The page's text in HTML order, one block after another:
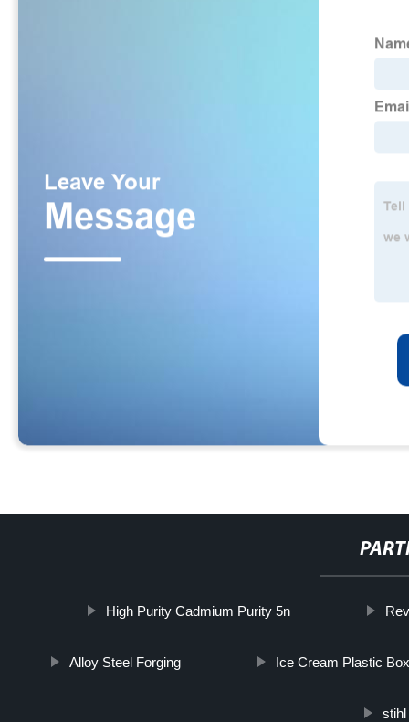
High Purity Cadmium Purity 5n
Alloy Steel Forging Ice Cream Plastic